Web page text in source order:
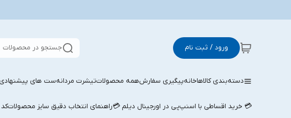
ورود / ثبت نام جستجو در محصولات
دسته‌بندی کالاهاخانهپیگیری سفارشهمه محصولاتتیشرت مردانهست های پیشنهادی
💳 خرید اقساطی با اسنپ‌پی در اورجینال دیلم 💳راهنمای انتخاب دقیق سایز محصولات